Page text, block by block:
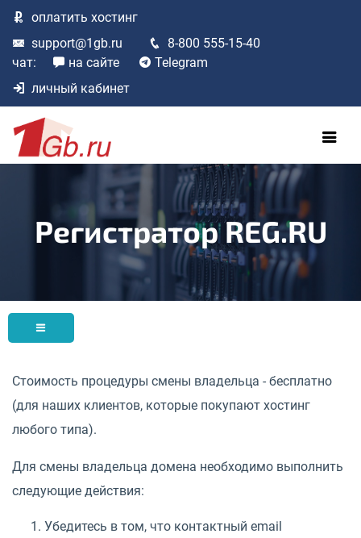
оплатить хостинг
support@1gb.ru
8-800 555-15-40
чат:
на сайте
Telegram
личный кабинет
Регистратор REG.RU
Стоимость процедуры смены владельца - бесплатно
(для наших клиентов, которые покупают хостинг
любого типа).
Для смены владельца домена необходимо выполнить
следующие действия:
Убедитесь в том, что контактный email